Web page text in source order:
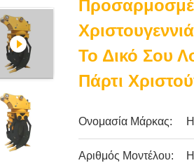
Το Δικό Σου
Πάρτι
Ονομασία Μάρκας:
Αριθμός Μοντέλου: